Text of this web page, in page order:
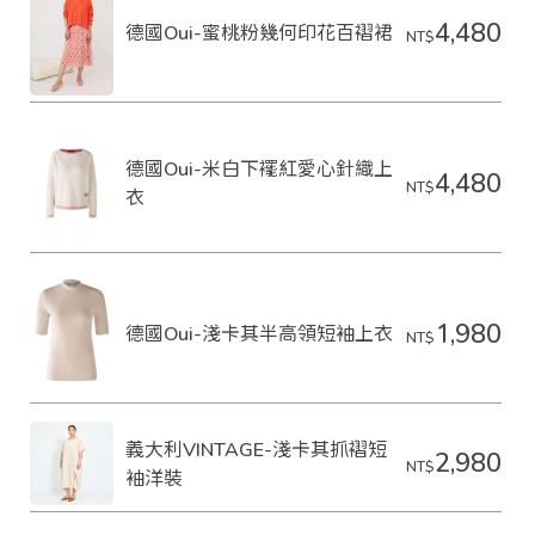
NT$4,480
德國Oui-蜜桃粉幾何印花百褶裙
NT$4,480
德國Oui-米白下襬紅愛心針織上
衣
NT$ 1,980
德國Oui-淺卡其半高領短袖上衣
NT$2,980
義大利VINTAGE-淺卡其抓褶短
袖洋裝